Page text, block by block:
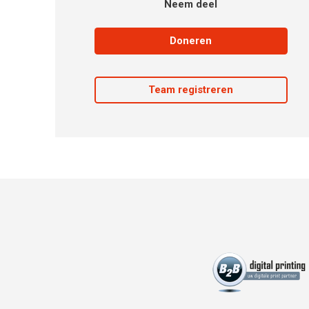
Neem deel
Doneren
Team registreren